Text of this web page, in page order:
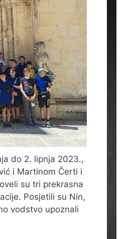
do 2. lipnja 2023.,
i Martinom Čerti i
su tri prekrasna
Posjetili su Nin,
vodstvo upoznali